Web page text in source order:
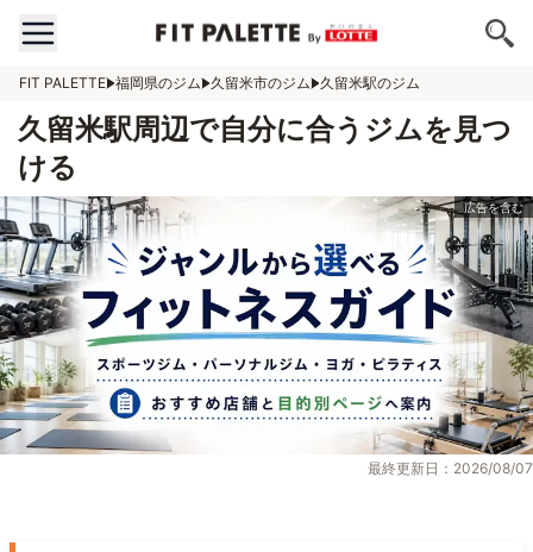
FIT PALETTE 福岡県のジム 久留米市のジム 久留米駅のジム
久留米駅周辺で自分に合うジムを見つ
ける
最終更新日：2026/08/07